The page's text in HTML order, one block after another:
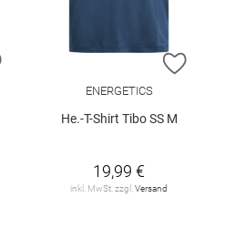
ZUR WUNSCHLISTE HINZUFÜGEN
ZUR
ENERGETICS
He.-T-Shirt Tibo SS M
19,99 €
inkl. MwSt. zzgl. Versand